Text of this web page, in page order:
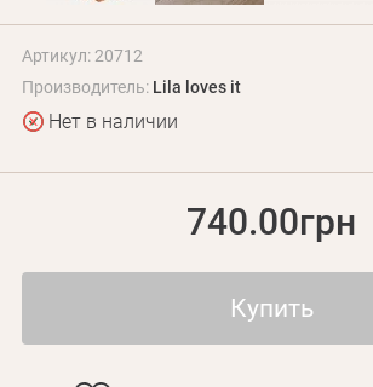
Артикул: 20712
Производитель: Lila loves it
Нет в наличии
740.00грн
Купить